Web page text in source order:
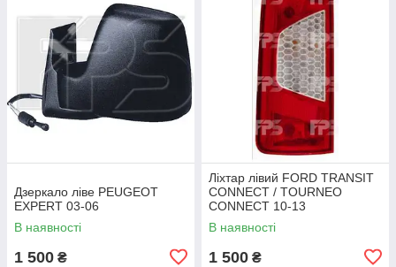
Дзеркало ліве PEUGEOT
EXPERT 03-06
В наявності
1 500 ₴
Ліхтар лівий FORD TRANSIT
CONNECT / TOURNEO
CONNECT 10-13
В наявності
1 500 ₴